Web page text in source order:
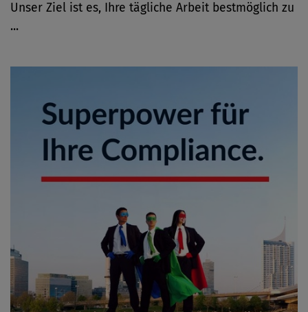
Unser Ziel ist es, Ihre tägliche Arbeit bestmöglich zu
...